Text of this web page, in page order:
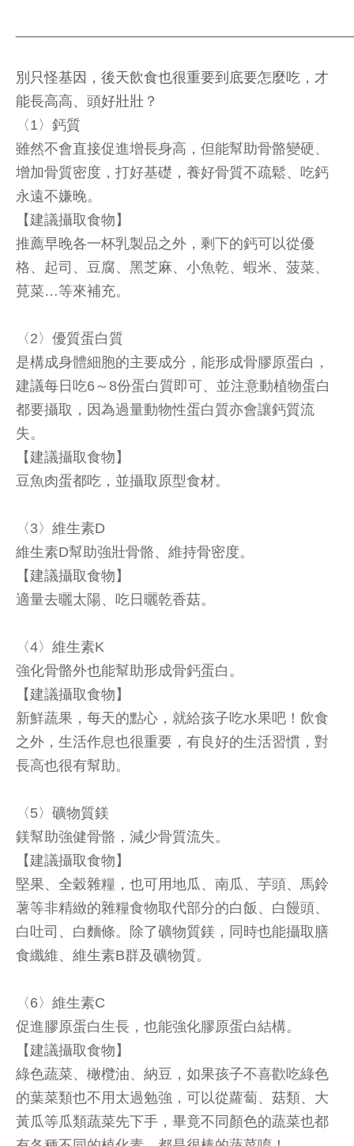
別只怪基因，後天飲食也很重要到底要怎麼吃，才
能長高高、頭好壯壯？
〈1〉鈣質
雖然不會直接促進增長身高，但能幫助骨骼變硬、
增加骨質密度，打好基礎，養好骨質不疏鬆、吃鈣
永遠不嫌晚。
【建議攝取食物】
推薦早晚各一杯乳製品之外，剩下的鈣可以從優
格、起司、豆腐、黑芝麻、小魚乾、蝦米、菠菜、
莧菜…等來補充。
〈2〉優質蛋白質
是構成身體細胞的主要成分，能形成骨膠原蛋白，
建議每日吃6～8份蛋白質即可、並注意動植物蛋白
都要攝取，因為過量動物性蛋白質亦會讓鈣質流
失。
【建議攝取食物】
豆魚肉蛋都吃，並攝取原型食材。
〈3〉維生素D
維生素D幫助強壯骨骼、維持骨密度。
【建議攝取食物】
適量去曬太陽、吃日曬乾香菇。
〈4〉維生素K
強化骨骼外也能幫助形成骨鈣蛋白。
【建議攝取食物】
新鮮蔬果，每天的點心，就給孩子吃水果吧！飲食
之外，生活作息也很重要，有良好的生活習慣，對
長高也很有幫助。
〈5〉礦物質鎂
鎂幫助強健骨骼，減少骨質流失。
【建議攝取食物】
堅果、全穀雜糧，也可用地瓜、南瓜、芋頭、馬鈴
薯等非精緻的雜糧食物取代部分的白飯、白饅頭、
白吐司、白麵條。除了礦物質鎂，同時也能攝取膳
食纖維、維生素B群及礦物質。
〈6〉維生素C
促進膠原蛋白生長，也能強化膠原蛋白結構。
【建議攝取食物】
綠色蔬菜、橄欖油、納豆，如果孩子不喜歡吃綠色
的葉菜類也不用太過勉強，可以從蘿蔔、菇類、大
黃瓜等瓜類蔬菜先下手，畢竟不同顏色的蔬菜也都